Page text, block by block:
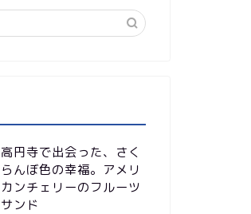
高円寺で出会った、さく
らんぼ色の幸福。アメリ
カンチェリーのフルーツ
サンド